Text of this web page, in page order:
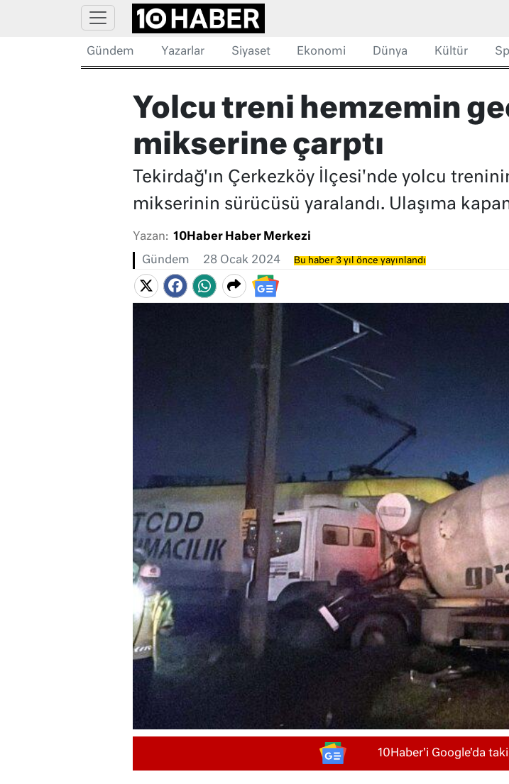
Gündem Yazarlar Siyaset Ekonomi Dünya Kültür
Yolcu treni hemzemin
mikserine çarptı
Tekirdağ'ın Çerkezköy İlçesi'nde yolcu
mikserinin sürücüsü yaralandı. Ulaşıma
Yazan: 10Haber Haber Merkezi
Gündem 28 Ocak 2024 Bu haber 3 yıl önce yayınlandı
10Haber'i Google'da